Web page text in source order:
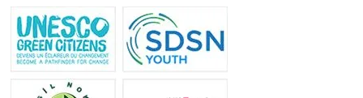
Yeliz Yılmaz
Tüm yazıları görüntüle